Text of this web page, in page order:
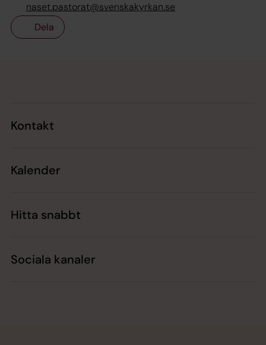
naset.pastorat@svenskakyrkan.se
Dela
Kontakt
Kalender
Hitta snabbt
Sociala kanaler